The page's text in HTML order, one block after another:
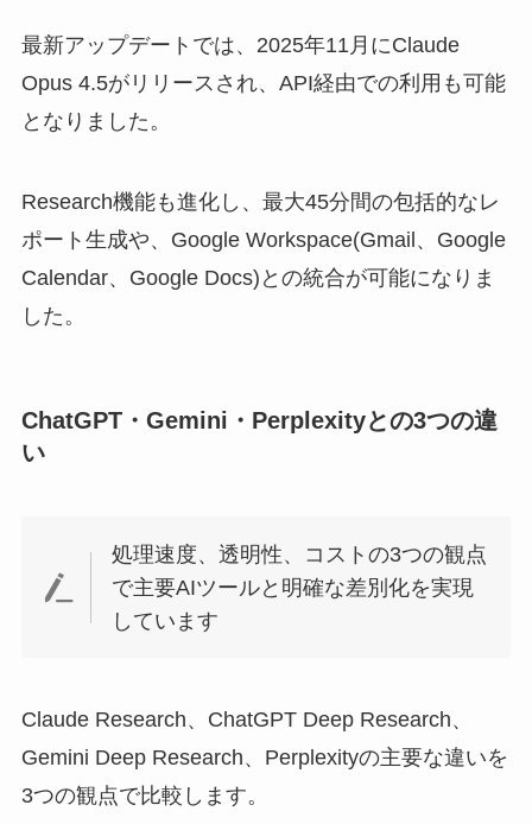
最新アップデートでは、2025年11月にClaude
Opus 4.5がリリースされ、API経由での利用も可能
となりました。
Research機能も進化し、最大45分間の包括的なレ
ポート生成や、Google Workspace(Gmail、Google
Calendar、Google Docs)との統合が可能になりま
した。
ChatGPT・Gemini・Perplexityとの3つの違
い
処理速度、透明性、コストの3つの観点
で主要AIツールと明確な差別化を実現
しています
Claude Research、ChatGPT Deep Research、
Gemini Deep Research、Perplexityの主要な違いを
3つの観点で比較します。